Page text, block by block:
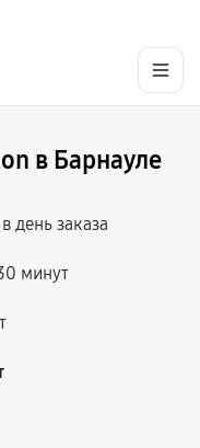
в Барнауле
день заказа
минут